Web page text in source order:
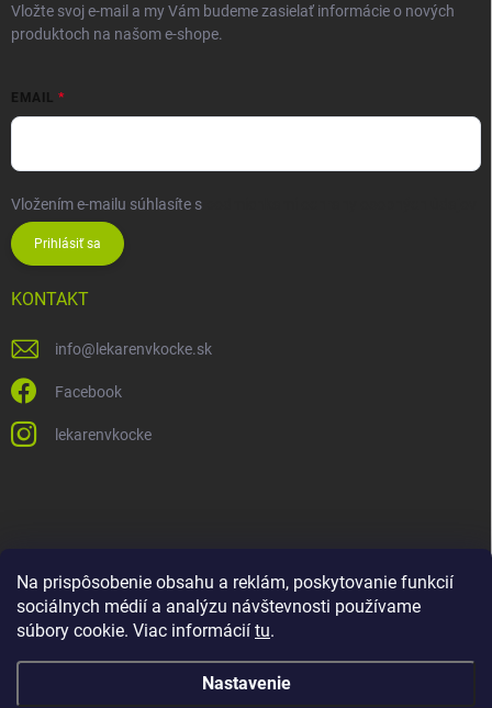
Na prispôsobenie obsahu a reklám, poskytovanie funkcií
sociálnych médií a analýzu návštevnosti používame
súbory cookie. Viac informácií tu.
Nastavenie
Vložte svoj e-mail a my Vám budeme zasielať informácie o nových
produktoch na našom e-shope.
EMAIL
Vložením e-mailu súhlasíte s
Prihlásiť sa
KONTAKT
info@lekarenvkocke.sk
Facebook
lekarenvkocke